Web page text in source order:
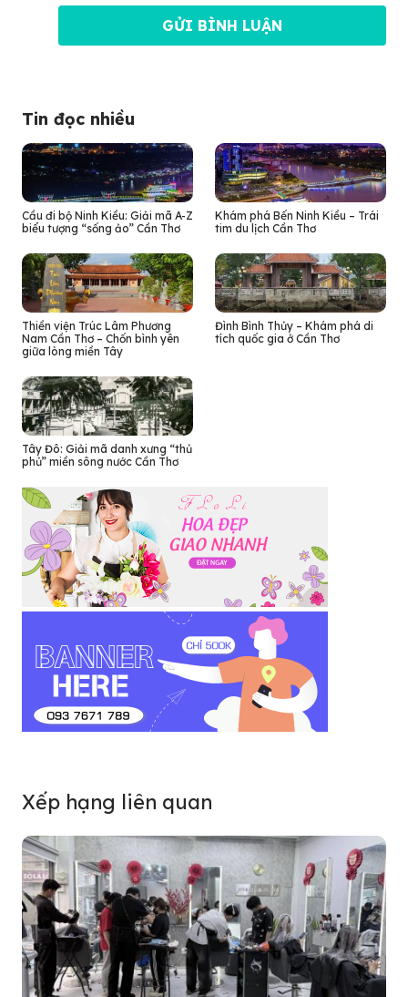
Tin đọc nhiều
Cầu đi bộ Ninh Kiều: Giải mã A-Z
biểu tượng “sống ảo” Cần Thơ
Khám phá Bến Ninh Kiều – Trái
tim du lịch Cần Thơ
Thiền viện Trúc Lâm Phương
Nam Cần Thơ – Chốn bình yên
giữa lòng miền Tây
Đình Bình Thủy – Khám phá di
tích quốc gia ở Cần Thơ
Tây Đô: Giải mã danh xưng “thủ
phủ” miền sông nước Cần Thơ
Xếp hạng liên quan